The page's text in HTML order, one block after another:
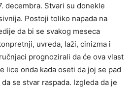
decembra. Stvari su donekle
Postoji toliko napada na
da bi se svakog meseca
uvreda, laži, cinizma i
prognozirali da će ova vlast
lice onda kada oseti da joj se pad
se stvar raspada. Izgleda da je